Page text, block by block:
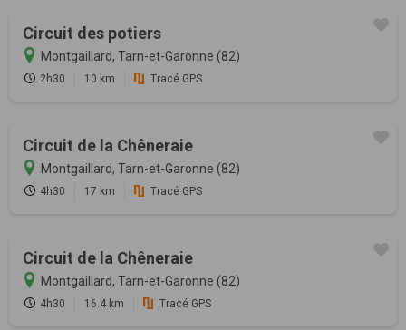
Circuit des potiers
Montgaillard, Tarn-et-Garonne (82)
2h30 10 km Tracé GPS
Circuit de la Chêneraie
Montgaillard, Tarn-et-Garonne (82)
4h30 17 km Tracé GPS
Circuit de la Chêneraie
Montgaillard, Tarn-et-Garonne (82)
4h30 16.4 km Tracé GPS